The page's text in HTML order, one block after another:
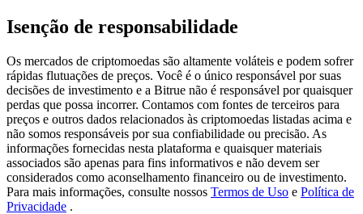
Exclusive for BitMart Users
Register & Trade to Win 500,000 USDT
Precious Metals Trading Carnival
Trade Gold & Silver · 33,333 USDT Bonus
Isenção de responsabilidade
Os mercados de criptomoedas são altamente voláteis e podem sofrer
rápidas flutuações de preços. Você é o único responsável por suas
decisões de investimento e a Bitrue não é responsável por quaisquer
perdas que possa incorrer. Contamos com fontes de terceiros para
preços e outros dados relacionados às criptomoedas listadas acima e
não somos responsáveis por sua confiabilidade ou precisão. As
informações fornecidas nesta plataforma e quaisquer materiais
associados são apenas para fins informativos e não devem ser
considerados como aconselhamento financeiro ou de investimento.
Para mais informações, consulte nossos Termos de Uso e Política de
Privacidade .